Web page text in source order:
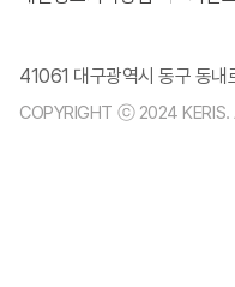
41061 대구광역시 동구 동
COPYRIGHT ⓒ 2024 KERIS.